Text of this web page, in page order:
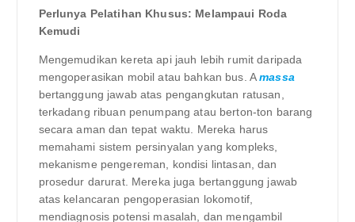
Perlunya Pelatihan Khusus: Melampaui Roda
Kemudi
Mengemudikan kereta api jauh lebih rumit daripada
mengoperasikan mobil atau bahkan bus. Amassa
bertanggung jawab atas pengangkutan ratusan,
terkadang ribuan penumpang atau berton-ton barang
secara aman dan tepat waktu. Mereka harus
memahami sistem persinyalan yang kompleks,
mekanisme pengereman, kondisi lintasan, dan
prosedur darurat. Mereka juga bertanggung jawab
atas kelancaran pengoperasian lokomotif,
mendiagnosis potensi masalah, dan mengambil